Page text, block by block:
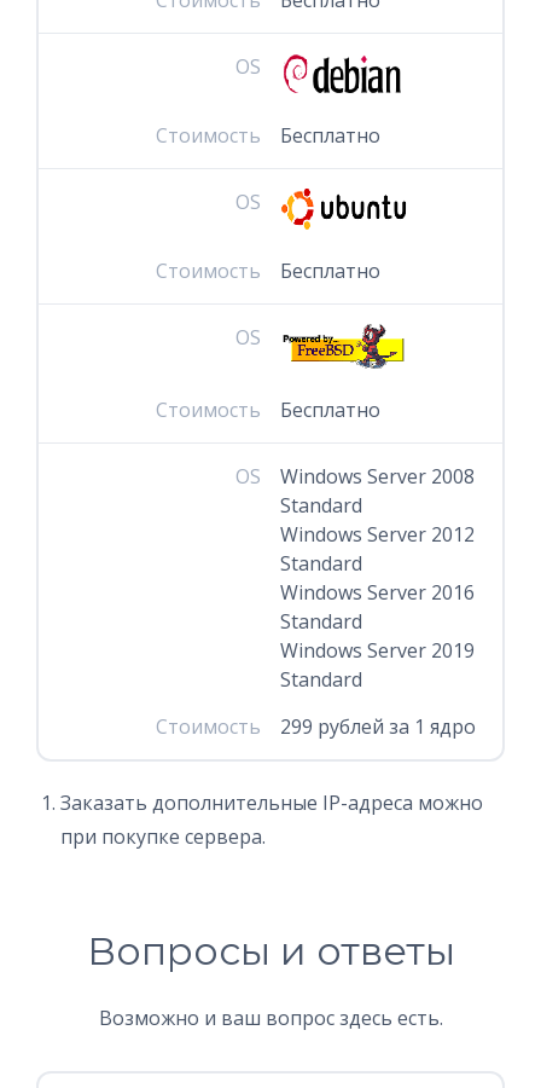
OS
Стоимость Бесплатно
OS
Стоимость Бесплатно
OS
Стоимость Бесплатно
OS
Windows Server 2008
Standard
Windows Server 2012
Standard
Windows Server 2016
Standard
Windows Server 2019
Standard
Стоимость
299 рублей за 1 ядро
Заказать дополнительные IP-адреса можно
при покупке сервера.
Вопросы и ответы
Возможно и ваш вопрос здесь есть.